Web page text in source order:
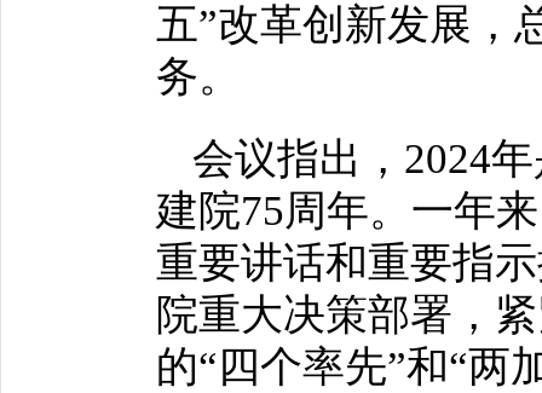
五”改革创新发展，
务。
会议指出，2024
建院75周年。一年
重要讲话和重要指
院重大决策部署，
的“四个率先”和“两